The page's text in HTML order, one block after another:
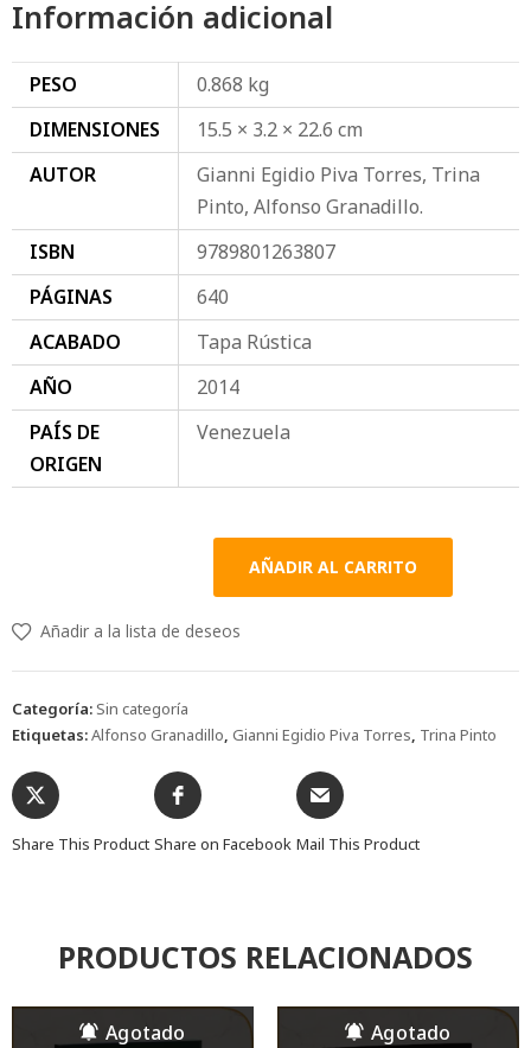
Información adicional
PESO
0.868 kg
DIMENSIONES
15.5 × 3.2 × 22.6 cm
AUTOR
Gianni Egidio Piva Torres, Trina
Pinto, Alfonso Granadillo.
ISBN
9789801263807
PÁGINAS
640
ACABADO
Tapa Rústica
AÑO
2014
PAÍS DE
ORIGEN
Venezuela
AÑADIR AL CARRITO
Añadir a la lista de deseos
Categoría: Sin categoría
Etiquetas:Alfonso Granadillo, Gianni Egidio Piva Torres, Trina Pinto
Share This Product Share on Facebook Mail This Product
PRODUCTOS RELACIONADOS